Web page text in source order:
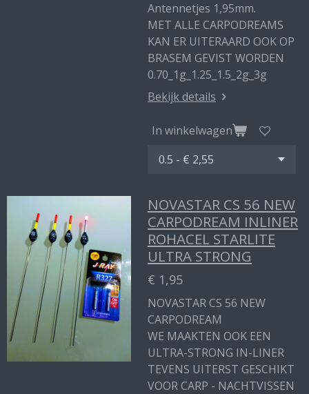
Antennetjes 1,95mm.
MET ALLE CARPODREAMS
KAN ER UITERAARD OOK OP
BRASEM GEVIST WORDEN
0.70_1g_1.25_1.5_2g_3g
Bekijk details
In winkelwagen
NOVASTAR CS 56 NEW
CARPODREAM INLINER
ROHACEL STARLITE
ULTRA STRONG
€ 1,95
NOVASTAR CS 56 NEW
CARPODREAM
WE MAAKTEN OOK EEN
ULTRA-STRONG IN-LINER
TEVENS UITERST GESCHIKT
VOOR CARP - NACHTVISSEN